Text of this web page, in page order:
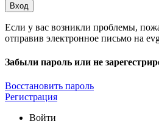
Вход
Если у вас возникли проблемы,
отправив электронное письмо на
Забыли пароль или не
Восстановить пароль
Регистрация
Войти